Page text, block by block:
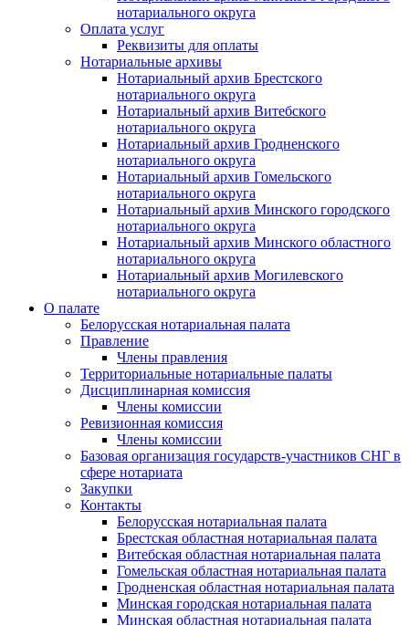
нотариального округа
Оплата услуг
Реквизиты для оплаты
Нотариальные архивы
Нотариальный архив Брестского
нотариального округа
Нотариальный архив Витебского
нотариального округа
Нотариальный архив Гродненского
нотариального округа
Нотариальный архив Гомельского
нотариального округа
Нотариальный архив Минского городского
нотариального округа
Нотариальный архив Минского областного
нотариального округа
Нотариальный архив Могилевского
нотариального округа
О палате
Белорусская нотариальная палата
Правление
Члены правления
Территориальные нотариальные палаты
Дисциплинарная комиссия
Члены комиссии
Ревизионная комиссия
Члены комиссии
Базовая организация государств-участников СНГ в
сфере нотариата
Закупки
Контакты
Белорусская нотариальная палата
Брестская областная нотариальная палата
Витебская областная нотариальная палата
Гомельская областная нотариальная палата
Гродненская областная нотариальная палата
Минская городская нотариальная палата
Минская областная нотариальная палата